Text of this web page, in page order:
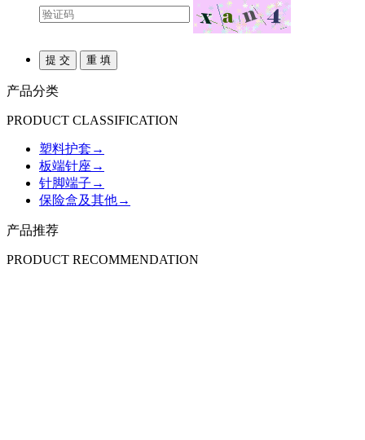
产品分类
PRODUCT CLASSIFICATION
塑料护套 →
板端针座 →
针脚端子 →
保险盒及其他→
产品推荐
PRODUCT RECOMMENDATION